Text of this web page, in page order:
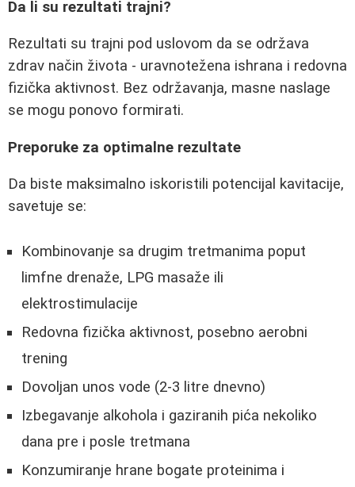
Da li su rezultati trajni?
Rezultati su trajni pod uslovom da se održava
zdrav način života - uravnotežena ishrana i redovna
fizička aktivnost. Bez održavanja, masne naslage
se mogu ponovo formirati.
Preporuke za optimalne rezultate
Da biste maksimalno iskoristili potencijal kavitacije,
savetuje se:
Kombinovanje sa drugim tretmanima poput
limfne drenaže, LPG masaže ili
elektrostimulacije
Redovna fizička aktivnost, posebno aerobni
trening
Dovoljan unos vode (2-3 litre dnevno)
Izbegavanje alkohola i gaziranih pića nekoliko
dana pre i posle tretmana
Konzumiranje hrane bogate proteinima i